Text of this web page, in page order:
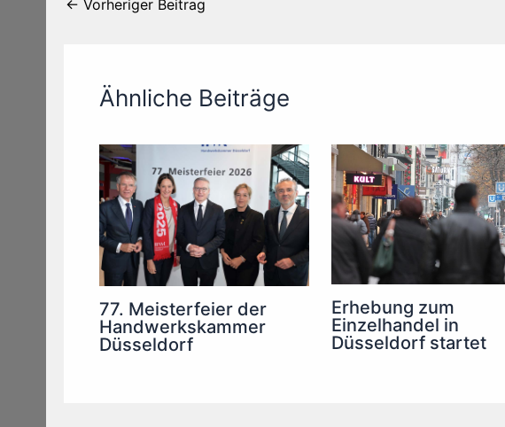
← Vorheriger Beitrag
Ähnliche Beiträge
77. Meisterfeier der
Handwerkskammer
Düsseldorf
Erhebung zum
Einzelhandel in
Düsseldorf startet